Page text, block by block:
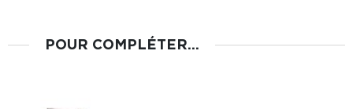
POUR COMPLÉTER...